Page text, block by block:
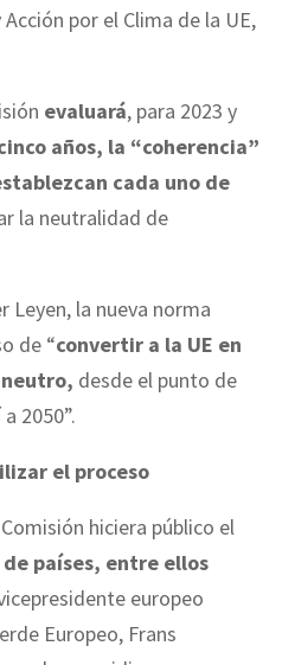
por el Clima de la UE,
evaluará, para 2023 y
años, la “coherencia”
cada uno de
la neutralidad de
Leyen, la nueva norma
de “convertir a la UE en
desde el punto de
2050”.
el proceso
hiciera público el
países, entre ellos
europeo
Europeo, Frans